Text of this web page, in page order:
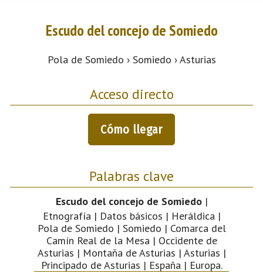
Escudo del concejo de Somiedo
Pola de Somiedo › Somiedo › Asturias
Acceso directo
Cómo llegar
Palabras clave
Escudo del concejo de Somiedo|
Etnografía | Datos básicos | Heráldica |
Pola de Somiedo | Somiedo | Comarca del
Camín Real de la Mesa | Occidente de
Asturias | Montaña de Asturias | Asturias |
Principado de Asturias | España | Europa.